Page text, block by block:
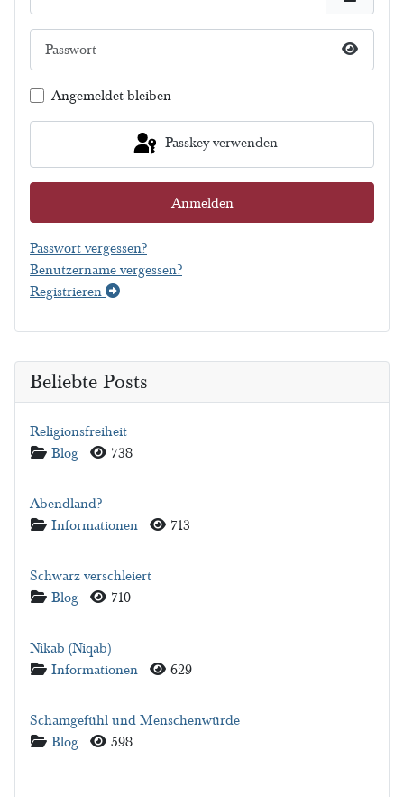
Beliebte Posts
Religionsfreiheit
Details
Blog 738
Abendland?
DetailsInformationen 713
Schwarz verschleiert
Details
Blog 710
Nikab (Niqab)
DetailsInformationen 629
Schamgefühl und Menschenwürde
Details
Blog 598
Angemeldet bleiben
Passkey verwenden
Anmelden
Passwort vergessen?
Benutzername vergessen?
Registrieren